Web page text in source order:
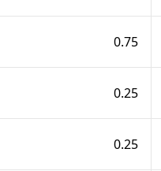
0.75
0.25
0.25